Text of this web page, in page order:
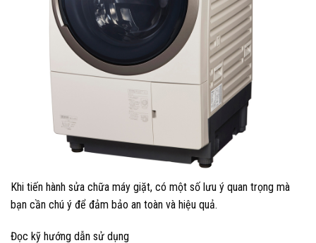
Khi tiến hành sửa chữa máy giặt, có một số lưu ý quan trọng mà
bạn cần chú ý để đảm bảo an toàn và hiệu quả.
Đọc kỹ hướng dẫn sử dụng